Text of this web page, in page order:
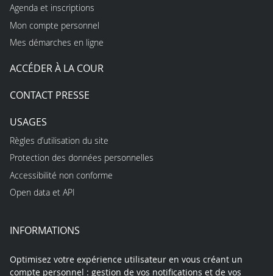
Agenda et inscriptions
Mon compte personnel
Mes démarches en ligne
ACCÉDER À LA COUR
CONTACT PRESSE
USAGES
Règles d’utilisation du site
Protection des données personnelles
Accessibilité non conforme
Open data et API
INFORMATIONS
Optimisez votre expérience utilisateur en vous créant un
compte personnel : gestion de vos notifications et de vos